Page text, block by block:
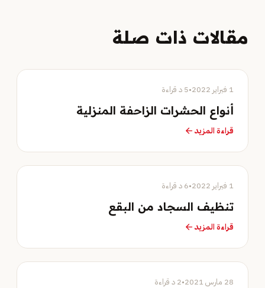
مقالات ذات صلة
1 فبراير 2022 •5 د قراءة
أنواع الحشرات الزاحفة المنزلية
قراءة المزيدarrow_forward
1 فبراير 2022 •6 د قراءة
تنظيف السجاد من البقع
قراءة المزيدarrow_forward
28 مارس 2021 •2 د قراءة